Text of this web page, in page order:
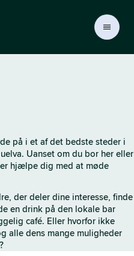
på i et af det bedste steder i
Uanset om du bor her eller
hjælpe dig med at møde
der deler dine interesse, finde
en drink på den lokale bar
café. Eller hvorfor ikke
alle dens mange muligheder